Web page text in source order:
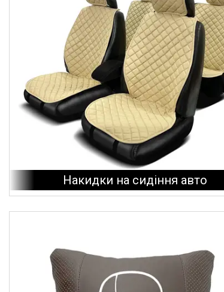
Накидки на сидіння авто